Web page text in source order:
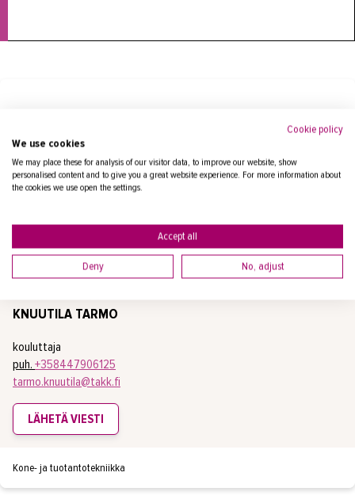
Voit tilata sähköpostiisi ilmoituksen, kun seuraava
koulutus julkaistaan.
Yhteyshenkilöt
KNUUTILA TARMO
kouluttaja
puh. +358447906125
tarmo.knuutila@takk.fi
LÄHETÄ VIESTI
Kone- ja tuotantotekniikka
Cookie policy
We use cookies
We may place these for analysis of our visitor data, to improve our website, show
personalised content and to give you a great website experience. For more information about
the cookies we use open the settings.
Accept all
Deny No, adjust